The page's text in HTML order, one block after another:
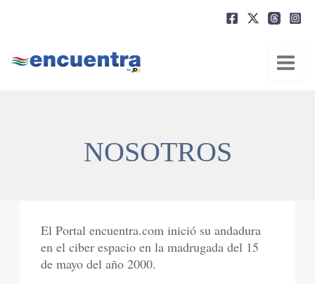
NOSOTROS
El Portal encuentra.com inició su andadura
en el ciber espacio en la madrugada del 15
de mayo del año 2000.